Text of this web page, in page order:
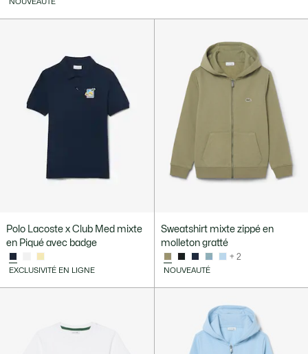
NOUVEAUTÉ
Polo Lacoste x Club Med mixte
en Piqué avec badge
EXCLUSIVITÉ EN LIGNE
Sweatshirt mixte zippé en
molleton gratté
+ 2
NOUVEAUTÉ